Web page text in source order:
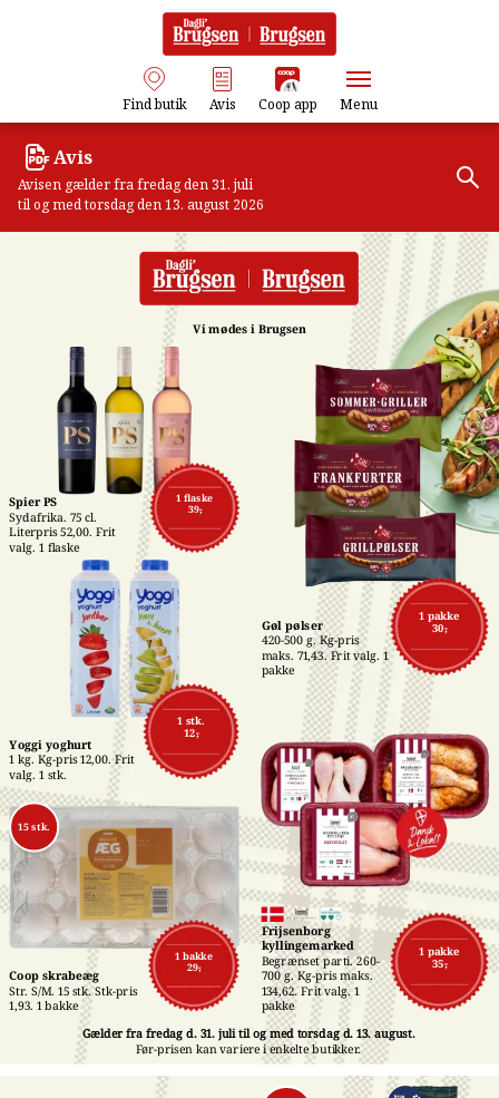
Find butik Avis Coop app Menu
Avis
Avisen gælder fra fredag den 31. juli
til og med torsdag den 13. august 2026
Vi mødes i Brugsen
1 pakke
30,-
Gøl pølser
420-500 g. Kg-pris
maks. 71,43. Frit valg. 1
pakke
1 pakke
35,-
Frijsenborg
kyllingemarked
Begrænset parti. 260-
700 g. Kg-pris maks.
134,62. Frit valg. 1
pakke
Gælder fra fredag d. 31. juli til og med torsdag d. 13. august.
Før-prisen kan variere i enkelte butikker.
1 bakke
29,-
15 stk.
Coop skrabeæg
Str. S/M. 15 stk. Stk-pris
1,93. 1 bakke
1 stk.
12,-
Yoggi yoghurt
1 kg. Kg-pris 12,00. Frit
valg. 1 stk.
1 flaske
39,-
Spier PS
Sydafrika. 75 cl.
Literpris 52,00. Frit
valg. 1 flaske